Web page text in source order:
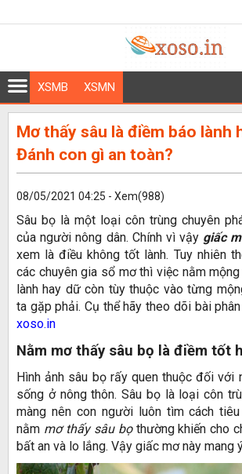
XSMB XSMN
Mơ thấy sâu là điềm báo lành
Đánh con gì an toàn?
08/05/2021 04:25 - Xem(988)
Sâu bọ là một loại côn trùng chuyên
của người nông dân. Chính vì vậy giấc
xem là điều không tốt lành. Tuy nhiên
các chuyên gia sổ mơ thì việc nằm
lành hay dữ còn tùy thuộc vào từng
ta gặp phải. Cụ thể hãy theo dõi bài
xoso.in
Nằm mơ thấy sâu bọ là điềm tốt
Hình ảnh sâu bọ rấy quen thuộc đối với
sống ở nông thôn. Sâu bọ là loại côn
màng nên con người luôn tìm cách
nằm mơ thấy sâu bọthường khiến cho
bất an và lo lắng. Vậy giấc mơ này mang